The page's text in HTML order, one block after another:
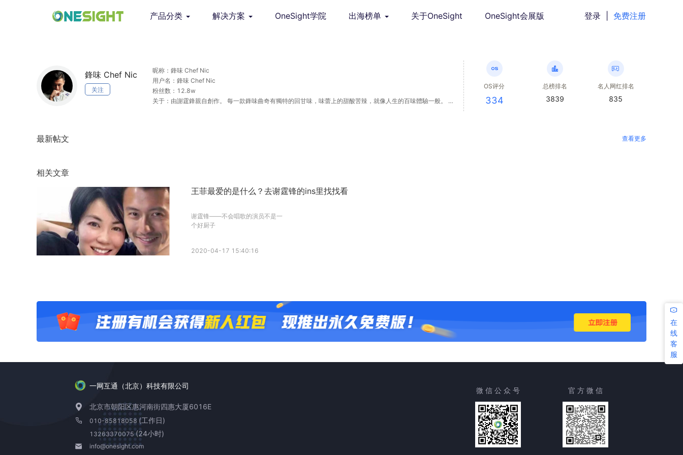
产品分类 解决方案 OneSight学院 出海榜单 关于OneSight OneSight会展版 登录 免费注册
鋒味 Chef Nic
关注
昵称：鋒味 Chef Nic
用户名：鋒味 Chef Nic
粉丝数：12.8w
关于：由謝霆鋒親自創作。 每一款鋒味曲奇有獨特的回甘味，味蕾上的甜酸苦辣，就像人生的百味體驗一般。 一
OS评分
334
总榜排名
3839
名人网红排名
835
最新帖文 查看更多
相关文章
王菲最爱的是什么？去谢霆锋的ins里找找看
谢霆锋——不会唱歌的演员不是一
个好厨子
2020-04-17 15:40:16
在
线
客
服
一网互通（北京）科技有限公司
北京市朝阳区惠河南街四惠大厦6016E
010-85818058 (工作日)
13263370075(24小时)
info@onesight.com
微 信 公 众 号 官 方 微 信